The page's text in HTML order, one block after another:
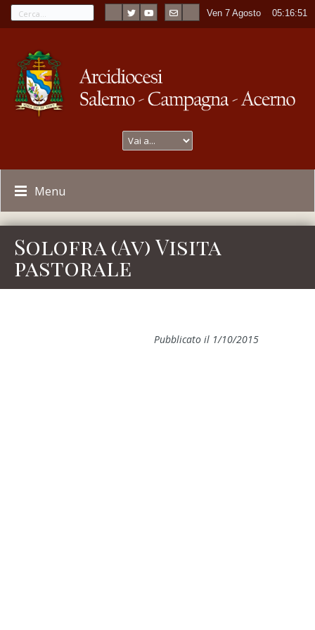
Ven 7 Agosto ----05:16:51
Menu
Solofra (Av) Visita
pastorale
Pubblicato il 1/10/2015